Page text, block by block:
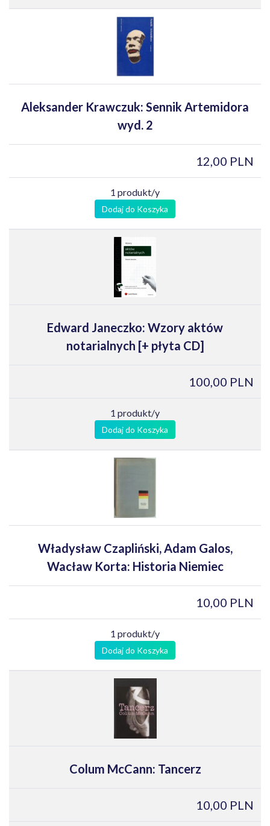
Aleksander Krawczuk: Sennik Artemidora
wyd. 2
12,00 PLN
1 produkt/y
Dodaj do Koszyka
Edward Janeczko: Wzory aktów
notarialnych [+ płyta CD]
100,00 PLN
1 produkt/y
Dodaj do Koszyka
Władysław Czapliński, Adam Galos,
Wacław Korta: Historia Niemiec
10,00 PLN
1 produkt/y
Dodaj do Koszyka
Colum McCann: Tancerz
10,00 PLN